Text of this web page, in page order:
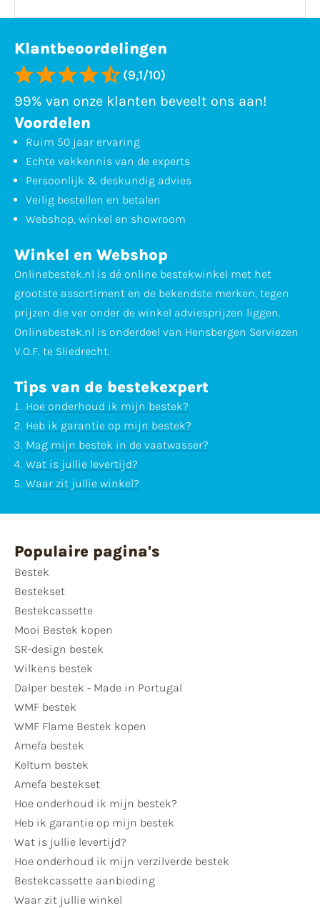
Klantbeoordelingen
(9,1/10)
99% van onze klanten beveelt ons aan!
Voordelen
Ruim 50 jaar ervaring
Echte vakkennis van de experts
Persoonlijk & deskundig advies
Veilig bestellen en betalen
Webshop, winkel en showroom
Winkel en Webshop
Onlinebestek.nl is dé online bestekwinkel met het
grootste assortiment en de bekendste merken, tegen
prijzen die ver onder de winkel adviesprijzen liggen.
Onlinebestek.nl is onderdeel van Hensbergen Serviezen
V.O.F. te Sliedrecht.
Tips van de bestekexpert
Hoe onderhoud ik mijn bestek?
Heb ik garantie op mijn bestek?
Mag mijn bestek in de vaatwasser?
Wat is jullie levertijd?
Waar zit jullie winkel?
Populaire pagina's
Bestek
Bestekset
Bestekcassette
Mooi Bestek kopen
SR-design bestek
Wilkens bestek
Dalper bestek - Made in Portugal
WMF bestek
WMF Flame Bestek kopen
Amefa bestek
Keltum bestek
Amefa bestekset
Hoe onderhoud ik mijn bestek?
Heb ik garantie op mijn bestek
Wat is jullie levertijd?
Hoe onderhoud ik mijn verzilverde bestek
Bestekcassette aanbieding
Waar zit jullie winkel